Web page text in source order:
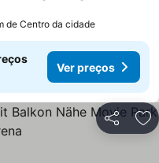
de Centro da cidade
Ver preços
Partilhar